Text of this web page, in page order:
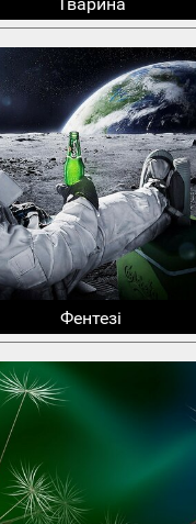
Тварина
Фентезі